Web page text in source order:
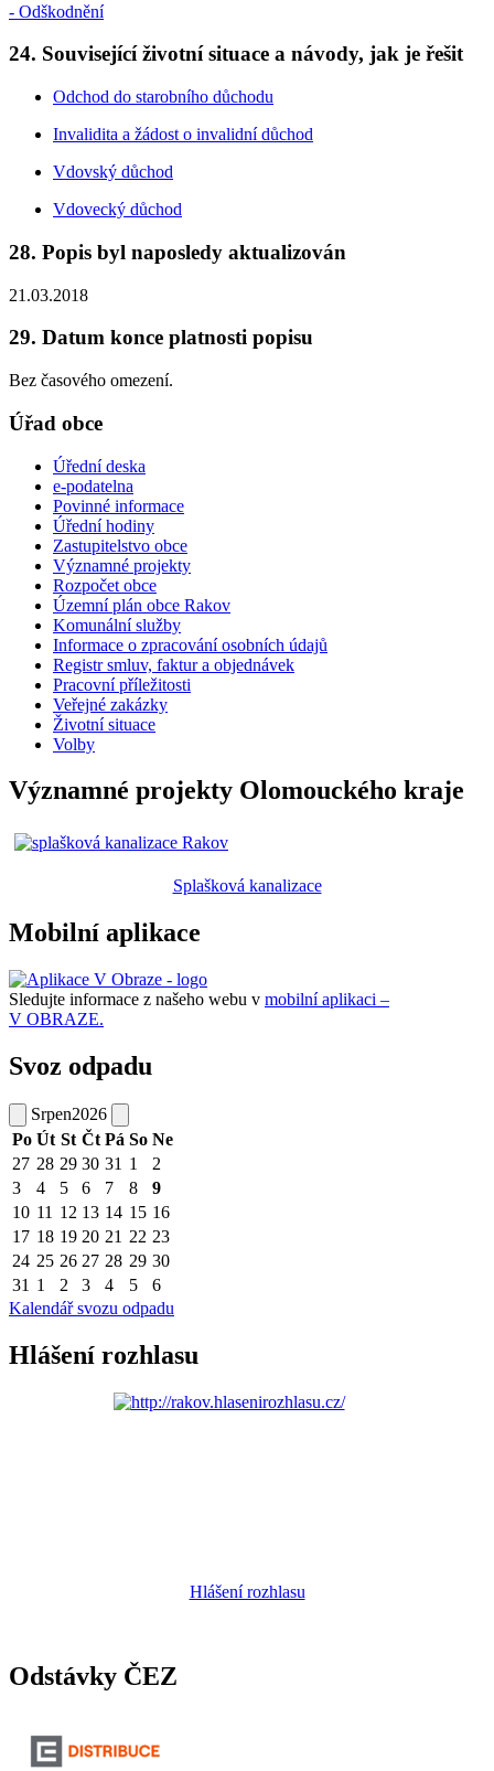
- Odškodnění
24. Související životní situace a návody, jak je řešit
Odchod do starobního důchodu
Invalidita a žádost o invalidní důchod
Vdovský důchod
Vdovecký důchod
28. Popis byl naposledy aktualizován
21.03.2018
29. Datum konce platnosti popisu
Bez časového omezení.
Úřad obce
Úřední deska
e-podatelna
Povinné informace
Úřední hodiny
Zastupitelstvo obce
Významné projekty
Rozpočet obce
Územní plán obce Rakov
Komunální služby
Informace o zpracování osobních údajů
Registr smluv, faktur a objednávek
Pracovní příležitosti
Veřejné zakázky
Životní situace
Volby
Významné projekty Olomouckého kraje
Splašková kanalizace
Mobilní aplikace
Sledujte informace z našeho webu v mobilní aplikaci –
V OBRAZE.
Svoz odpadu
Srpen2026
Po Út St Čt Pá So Ne
27 28 29 30 31 1
2
3
4 5 6 7 8
9
10 11 12 13 14 15 16
17 18 19 20 21 22 23
24 25 26 27 28 29 30
31 1 2 3 4 5
6
Kalendář svozu odpadu
Hlášení rozhlasu
Hlášení rozhlasu
Odstávky ČEZ